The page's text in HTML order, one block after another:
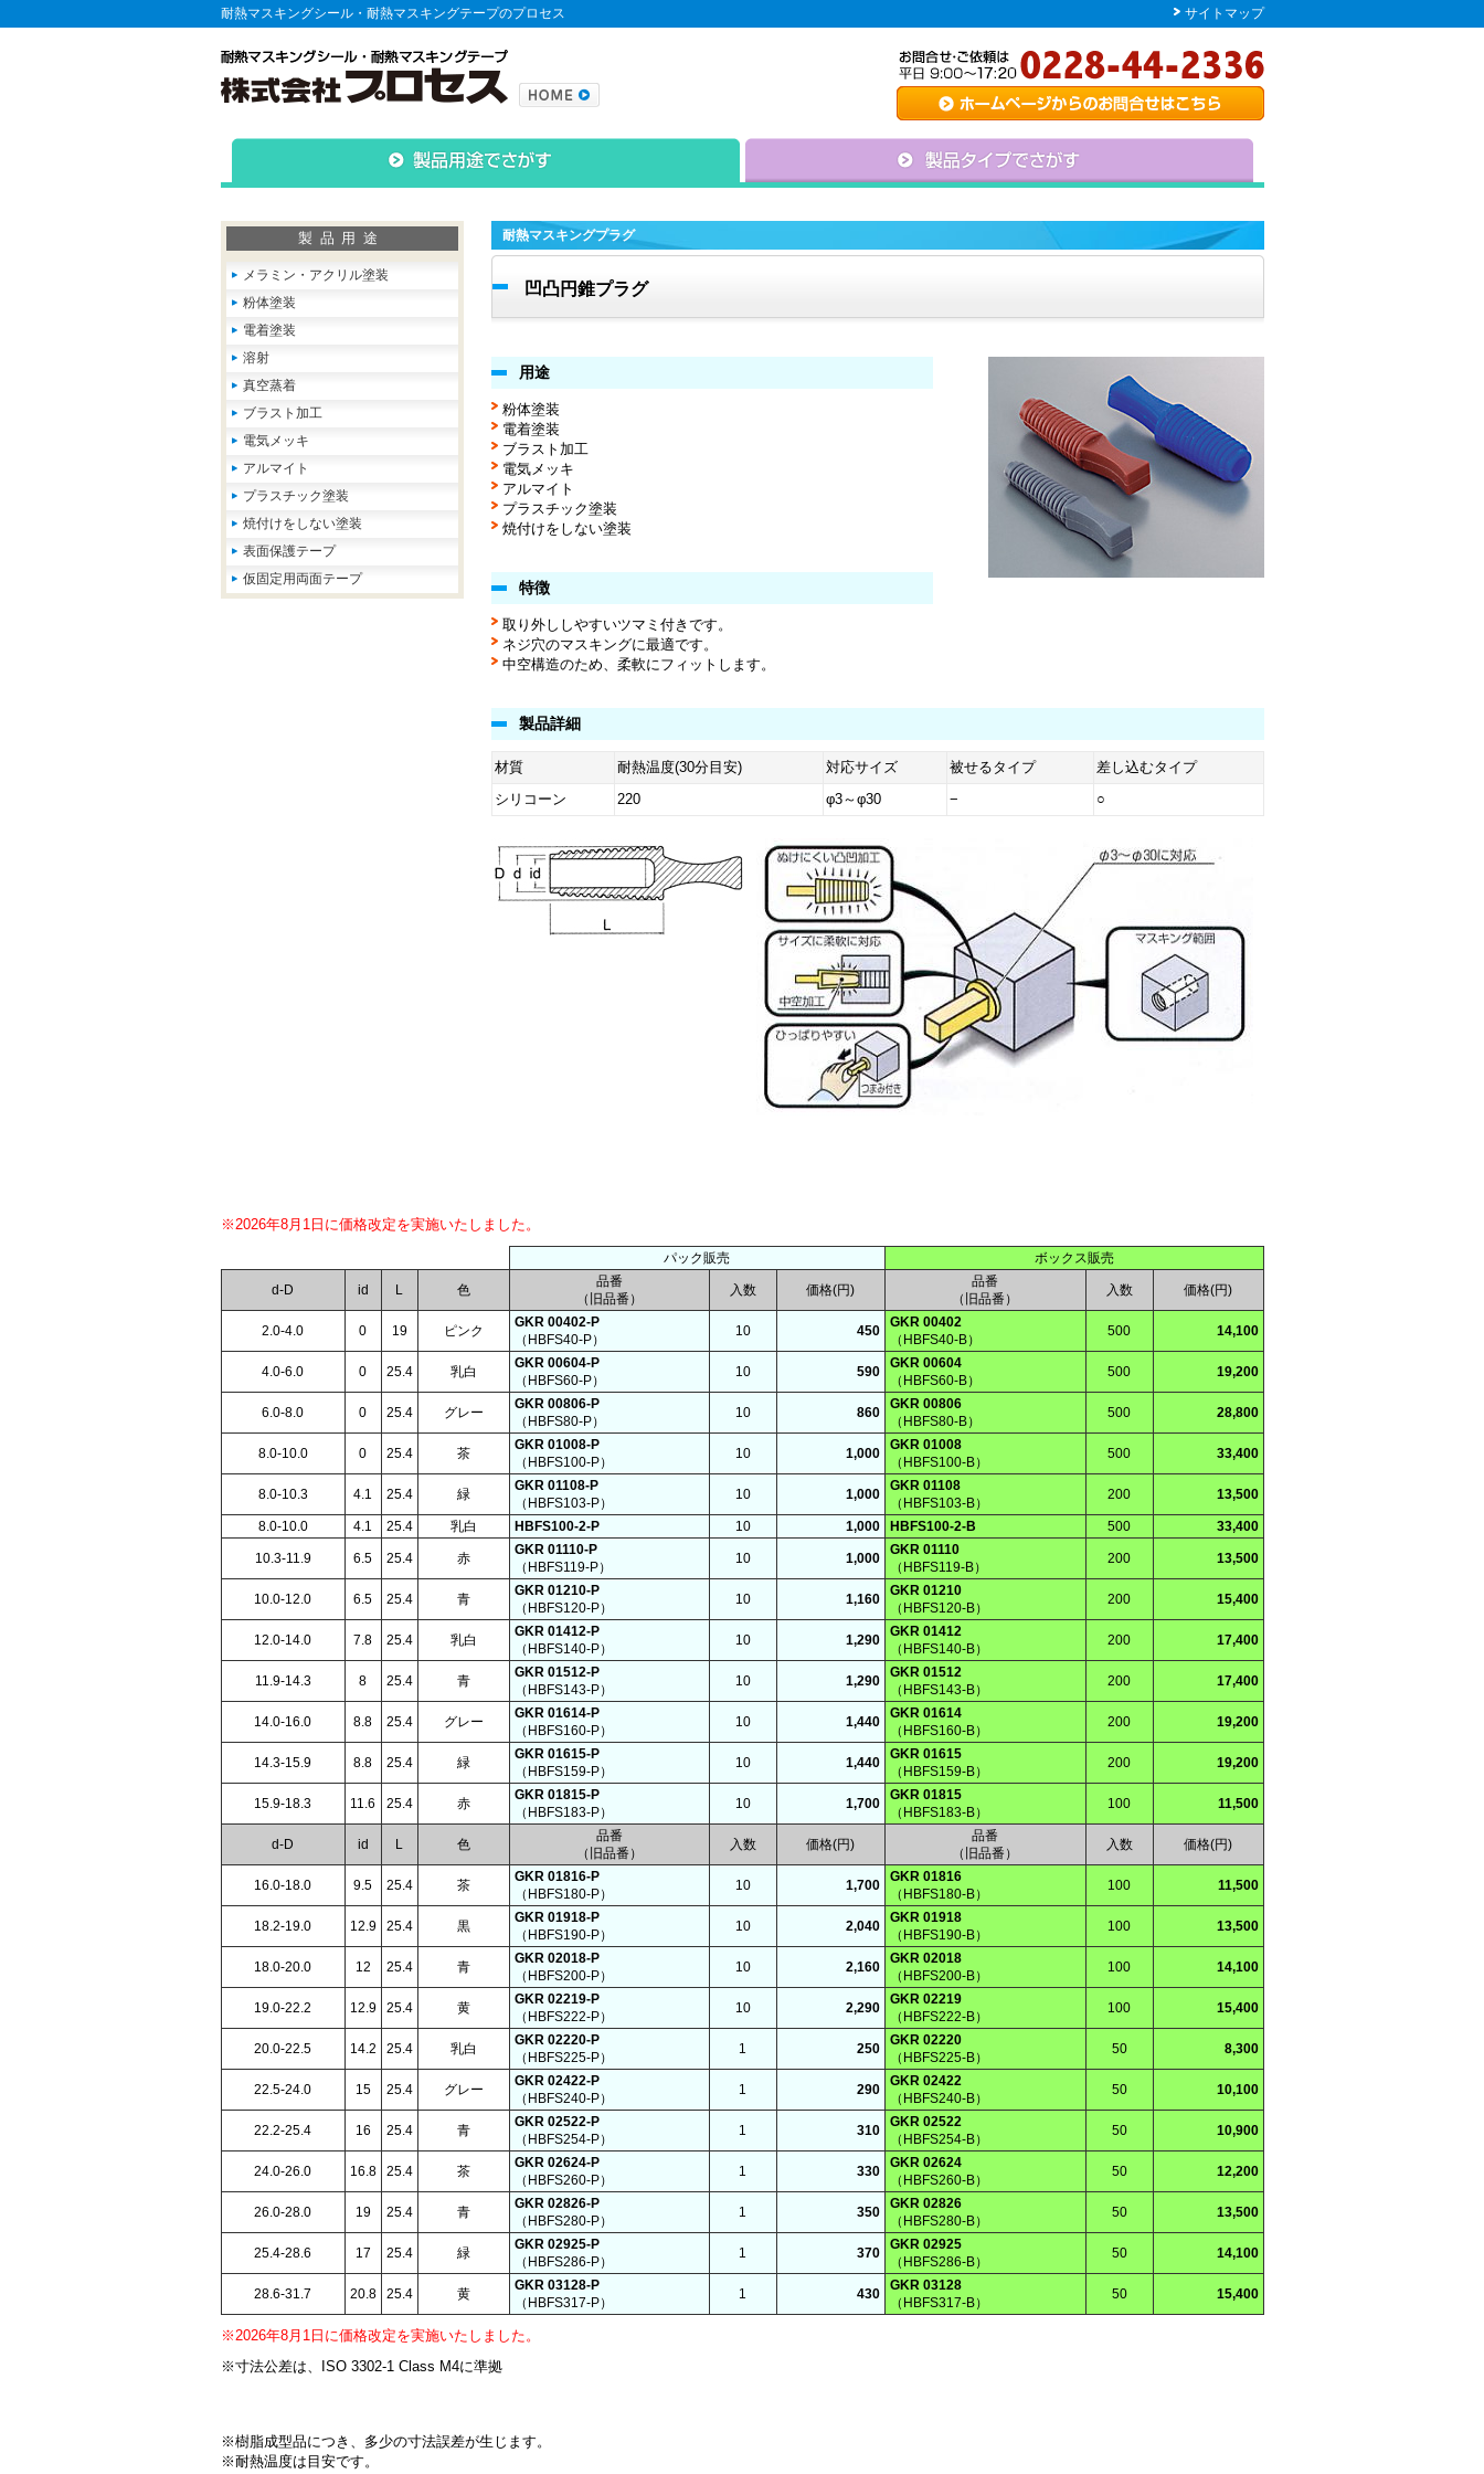
耐熱マスキングシール・耐熱マスキングテープのプロセス サイトマップ
製品用途
メラミン・アクリル塗装
粉体塗装
電着塗装
溶射
真空蒸着
ブラスト加工
電気メッキ
アルマイト
プラスチック塗装
焼付けをしない塗装
表面保護テープ
仮固定用両面テープ
耐熱マスキングプラグ
凹凸円錐プラグ
用途
粉体塗装
電着塗装
ブラスト加工
電気メッキ
アルマイト
プラスチック塗装
焼付けをしない塗装
特徴
取り外ししやすいツマミ付きです。
ネジ穴のマスキングに最適です。
中空構造のため、柔軟にフィットします。
製品詳細
材質 耐熱温度(30分目安) 対応サイズ 被せるタイプ
差し込むタイプ
シリコーン
220 φ3～φ30 − ○
※2026年8月1日に価格改定を実施いたしました。
パック販売 ボックス販売
d-D id L 色
品番
（旧品番）
入数 価格(円)
品番
（旧品番）
入数 価格(円)
2.0-4.0 0 19 ピンク
GKR 00402-P
（HBFS40-P）
10 450
GKR 00402
（HBFS40-B）
500 14,100
4.0-6.0 0 25.4 乳白
GKR 00604-P
（HBFS60-P）
10 590
GKR 00604
（HBFS60-B）
500 19,200
6.0-8.0 0 25.4 グレー
GKR 00806-P
（HBFS80-P）
10 860
GKR 00806
（HBFS80-B）
500 28,800
8.0-10.0 0 25.4 茶
GKR 01008-P
（HBFS100-P）
10 1,000
GKR 01008
（HBFS100-B）
500 33,400
8.0-10.3 4.1 25.4 緑
GKR 01108-P
（HBFS103-P）
10 1,000
GKR 01108
（HBFS103-B）
200 13,500
8.0-10.0 4.1 25.4 乳白 HBFS100-2-P 10 1,000 HBFS100-2-B 500 33,400
10.3-11.9 6.5 25.4 赤
GKR 01110-P
（HBFS119-P）
10 1,000
GKR 01110
（HBFS119-B）
200 13,500
10.0-12.0 6.5 25.4 青
GKR 01210-P
（HBFS120-P）
10 1,160
GKR 01210
（HBFS120-B）
200 15,400
12.0-14.0 7.8 25.4 乳白
GKR 01412-P
（HBFS140-P）
10 1,290
GKR 01412
（HBFS140-B）
200 17,400
11.9-14.3 8 25.4 青
GKR 01512-P
（HBFS143-P）
10 1,290
GKR 01512
（HBFS143-B）
200 17,400
14.0-16.0 8.8 25.4 グレー
GKR 01614-P
（HBFS160-P）
10 1,440
GKR 01614
（HBFS160-B）
200 19,200
14.3-15.9 8.8 25.4 緑
GKR 01615-P
（HBFS159-P）
10 1,440
GKR 01615
（HBFS159-B）
200 19,200
15.9-18.3 11.6 25.4 赤
GKR 01815-P
（HBFS183-P）
10 1,700
GKR 01815
（HBFS183-B）
100 11,500
d-D id L 色
品番
（旧品番）
入数 価格(円)
品番
（旧品番）
入数 価格(円)
16.0-18.0 9.5 25.4 茶
GKR 01816-P
（HBFS180-P）
10 1,700
GKR 01816
（HBFS180-B）
100 11,500
18.2-19.0 12.9 25.4 黒
GKR 01918-P
（HBFS190-P）
10 2,040
GKR 01918
（HBFS190-B）
100 13,500
18.0-20.0 12 25.4 青
GKR 02018-P
（HBFS200-P）
10 2,160
GKR 02018
（HBFS200-B）
100 14,100
19.0-22.2 12.9 25.4 黄
GKR 02219-P
（HBFS222-P）
10 2,290
GKR 02219
（HBFS222-B）
100 15,400
20.0-22.5 14.2 25.4 乳白
GKR 02220-P
（HBFS225-P）
1 250
GKR 02220
（HBFS225-B）
50 8,300
22.5-24.0 15 25.4 グレー
GKR 02422-P
（HBFS240-P）
1 290
GKR 02422
（HBFS240-B）
50 10,100
22.2-25.4 16 25.4 青
GKR 02522-P
（HBFS254-P）
1 310
GKR 02522
（HBFS254-B）
50 10,900
24.0-26.0 16.8 25.4 茶
GKR 02624-P
（HBFS260-P）
1 330
GKR 02624
（HBFS260-B）
50 12,200
26.0-28.0 19 25.4 青
GKR 02826-P
（HBFS280-P）
1 350
GKR 02826
（HBFS280-B）
50 13,500
25.4-28.6 17 25.4 緑
GKR 02925-P
（HBFS286-P）
1 370
GKR 02925
（HBFS286-B）
50 14,100
28.6-31.7 20.8 25.4 黄
GKR 03128-P
（HBFS317-P）
1 430
GKR 03128
（HBFS317-B）
50 15,400
※2026年8月1日に価格改定を実施いたしました。
※寸法公差は、ISO 3302-1 Class M4に準拠
※樹脂成型品につき、多少の寸法誤差が生じます。
※耐熱温度は目安です。